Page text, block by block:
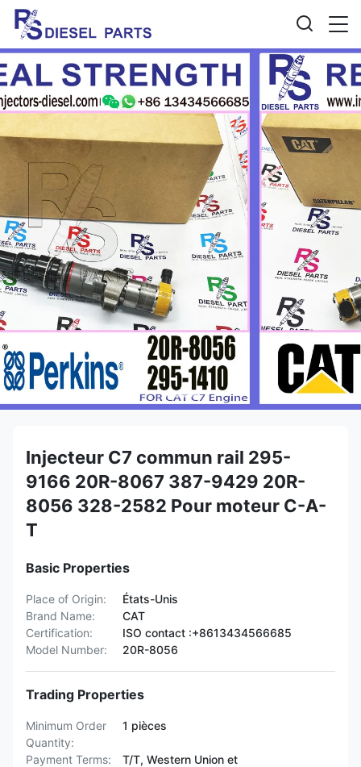
Injecteur C7 commun rail 295-
9166 20R-8067 387-9429 20R-
8056 328-2582 Pour moteur C-A-
T
Basic Properties
Place of Origin:
États-Unis
Brand Name:
CAT
Certification:
ISO contact :+8613434566685
Model Number:
20R-8056
Trading Properties
Minimum Order
Quantity:
1 pièces
Payment Terms:
T/T, Western Union et